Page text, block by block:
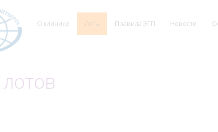
О клинике Лоты Правила ЭТП Новости